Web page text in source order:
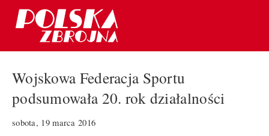
Wojskowa Federacja Sportu
podsumowała 20. rok działalności
sobota, 19 marca 2016